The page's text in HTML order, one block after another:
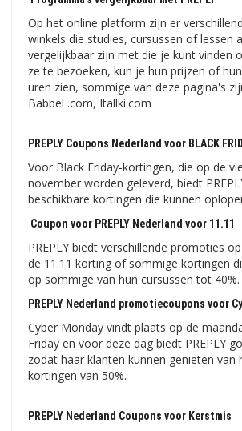
Op het online platform zijn er
winkels die studies, cursussen of lessen
vergelijkbaar zijn met die je kunt vinden
ze te bezoeken, kun je hun prijzen of
uren zien, sommige van deze pagina's
Babbel .com, Itallki.com
PREPLY Coupons Nederland voor BLACK
Voor Black Friday-kortingen, die op de
november worden geleverd, biedt
beschikbare kortingen die kunnen
Coupon voor PREPLY Nederland voor 11.11
PREPLY biedt verschillende promoties
de 11.11 korting of sommige kortingen
op sommige van hun cursussen tot 40%.
PREPLY Nederland promotiecoupons voor
Cyber ​​Monday vindt plaats op de
Friday en voor deze dag biedt PREPLY
zodat haar klanten kunnen genieten van
kortingen van 50%.
PREPLY Nederland Coupons voor Kerstmis